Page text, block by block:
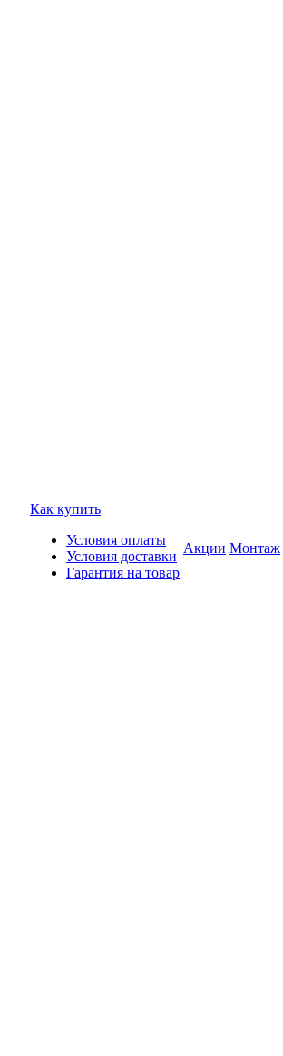
Как купить
Условия оплаты
Условия доставки
Гарантия на товар
Акции Монтаж